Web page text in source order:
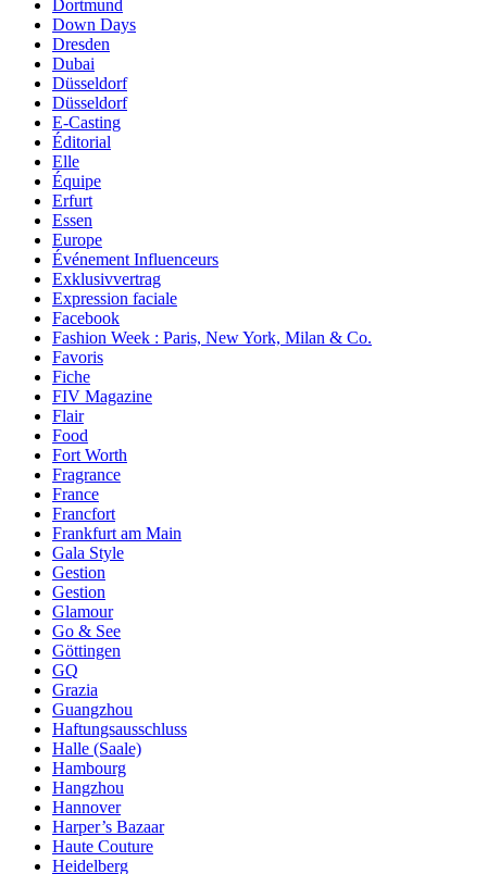
Dortmund
Down Days
Dresden
Dubai
Düsseldorf
Düsseldorf
E-Casting
Éditorial
Elle
Équipe
Erfurt
Essen
Europe
Événement Influenceurs
Exklusivvertrag
Expression faciale
Facebook
Fashion Week : Paris, New York, Milan & Co.
Favoris
Fiche
FIV Magazine
Flair
Food
Fort Worth
Fragrance
France
Francfort
Frankfurt am Main
Gala Style
Gestion
Gestion
Glamour
Go & See
Göttingen
GQ
Grazia
Guangzhou
Haftungsausschluss
Halle (Saale)
Hambourg
Hangzhou
Hannover
Harper’s Bazaar
Haute Couture
Heidelberg